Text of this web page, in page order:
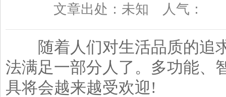
文章出处：未知 人气：
随着人们对生活品质的追
法满足一部分人了。多功能、
具将会越来越受欢迎!